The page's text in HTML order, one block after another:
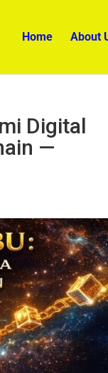
Home About
Digital
—